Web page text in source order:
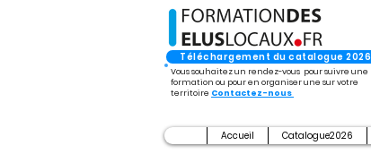
Téléchargement du catalogue 2026
Vous souhaitez un rendez-vous pour suivre une
formation ou pour en organiser une sur votre
territoire Contactez-nous
Accueil Catalogue2026